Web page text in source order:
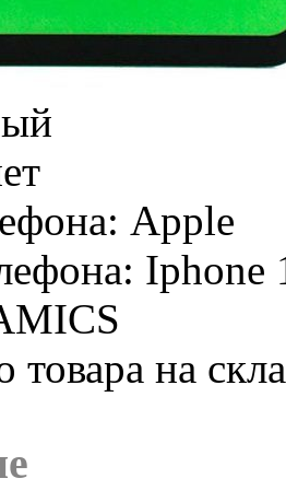
Apple
Iphone
товара на